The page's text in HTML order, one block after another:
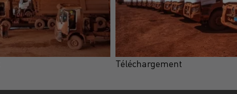
Téléchargement